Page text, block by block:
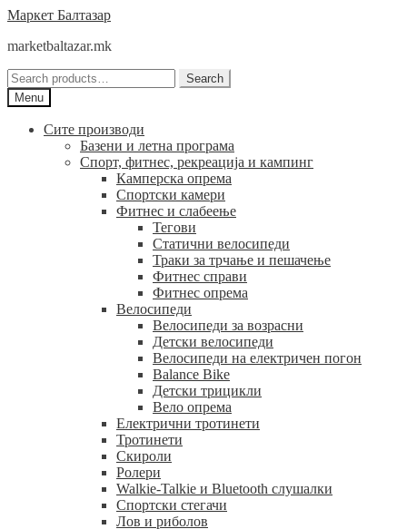
Skip
navigation
Skip
content
Маркет Балтазар
marketbaltazar.mk
Search
for:
Search
Menu
Сите производи
Базени и летна програма
Спорт, фитнес, рекреација и кампинг
Камперска опрема
Спортски камери
Фитнес и слабеење
Тегови
Статични велосипеди
Траки за трчање и пешачење
Фитнес справи
Фитнес опрема
Велосипеди
Велосипеди за возрасни
Детски велосипеди
Велосипеди на електричен погон
Balance Bike
Детски трицикли
Вело опрема
Електрични тротинети
Тротинети
Скироли
Ролери
Walkie-Talkie и Bluetooth слушалки
Спортски стегачи
Лов и риболов